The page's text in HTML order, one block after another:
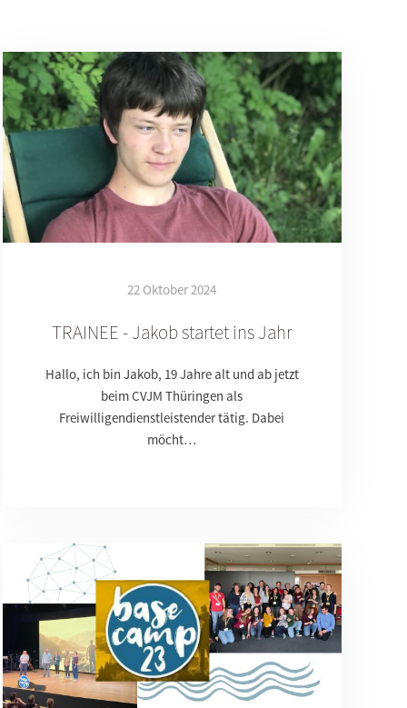
22 Oktober 2024
TRAINEE - Jakob startet ins Jahr
Hallo, ich bin Jakob, 19 Jahre alt und ab jetzt
beim CVJM Thüringen als
Freiwilligendienstleistender tätig. Dabei
möcht…